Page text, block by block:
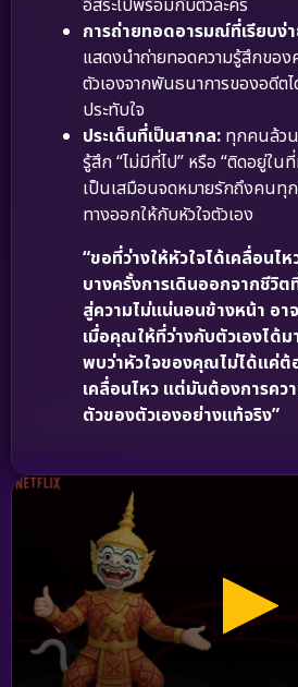
อิสระไปพร้อมกับตัวละคร
การถ่ายทอดอารมณ์ที่เรียบง่
แสดงนำถ่ายทอดความรู้สึกขอ
ตัวเองจากพันธนาการของอดีต
ประทับใจ
ประเด็นที่เป็นสากล: ทุกคนล้วน
รู้สึก “ไม่มีที่ไป” หรือ “ติดอยู่ใน
เป็นเสมือนจดหมายรักถึงคนทุ
ทางออกให้กับหัวใจตัวเอง
“ขอที่ว่างให้หัวใจได้เคลื่อนไ
บางครั้งการเดินออกจากชีวิต
สู่ความไม่แน่นอนข้างหน้า อ
เมื่อคุณให้ที่ว่างกับตัวเองได้
พบว่าหัวใจของคุณไม่ได้แค่ต้
เคลื่อนไหว แต่มันต้องการคว
ตัวของตัวเองอย่างแท้จริง”